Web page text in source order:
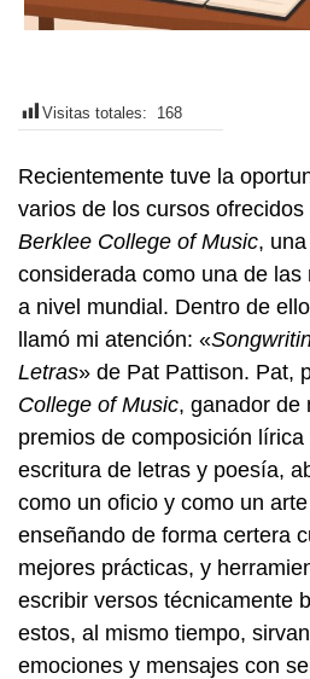
Visitas totales: 168
Recientemente tuve la
varios de los cursos ofrecidos
Berklee College of Music,
considerada como una de
a nivel mundial. Dentro de
llamó mi atención: «
Letras» de Pat Pattison. Pat,
College of Music, ganador de
premios de composición
escritura de letras y poesía,
como un oficio y como un
enseñando de forma certera
mejores prácticas, y
escribir versos técnicamente
estos, al mismo tiempo,
emociones y mensajes con